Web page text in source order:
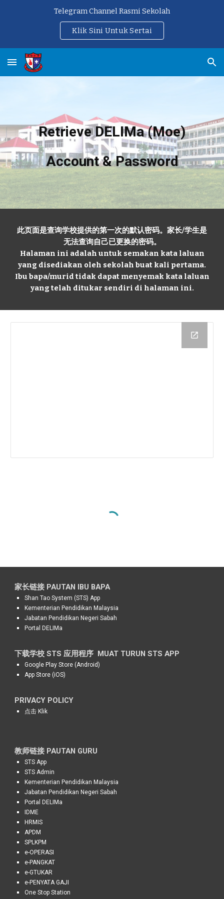
Telegram Channel Rasmi Sekolah
Klik Sini Untuk Sertai
Retrieve DELIMa (Moe)
Account & Password
此页面是查询学校提供的第一次的默认密码。家长/学生是
无法查询自己已更换的密码。
Halaman ini adalah untuk semakan kata laluan
yang disediakan oleh sekolah buat kali pertama.
Ibu bapa/murid tidak dapat menyemak kata laluan
yang telah ditukar sendiri di halaman ini.
家长链接 PAUTAN IBU BAPA
Shan Tao System (STS) App
Kementerian Pendidikan Malaysia
Jabatan Pendidikan Negeri Sabah
Portal DELIMa
下载学校 STS 应用程序 MUAT TURUN STS APP
Google Play Store (Android)
App Store (iOS)
PRIVACY POLICY
点击 Klik
教师链接 PAUTAN GURU
STS App
STS Admin
Kementerian Pendidikan Malaysia
Jabatan Pendidikan Negeri Sabah
Portal DELIMa
IDME
HRMIS
APDM
SPLKPM
e-OPERASI
e-PANGKAT
e-GTUKAR
e-PENYATA GAJI
One Stop Station